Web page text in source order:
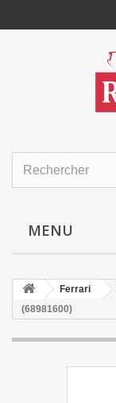
MENU
Ferrari
(68981600)